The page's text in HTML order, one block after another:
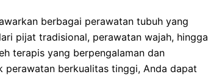
berbagai perawatan tubuh yang
pijat tradisional, perawatan wajah, hingga
terapis yang berpengalaman dan
perawatan berkualitas tinggi, Anda dapat